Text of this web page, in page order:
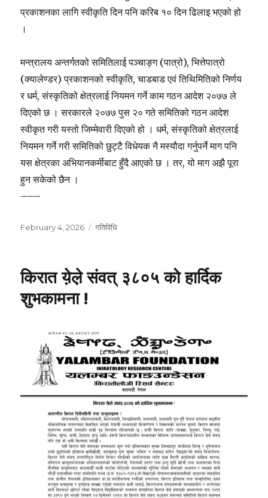
प्रकाशनका लागि स्वीकृति दिन पनि करिब १० दिन ढिलाइ भएको हो
।
मन्त्रालय अन्तर्गतको समितिलाई पञ्चाङ्ग (पात्रो), भित्तेपात्रो
(क्यालेण्डर) प्रकाशनको स्वीकृति, चाडबाड एवं तिथिमितिको निर्णय
र धर्म, संस्कृतिको क्षेत्रलाई नियमन गर्ने काम गठन आदेश २०७७ ले
दिएको छ । सरकारले २०७७ पुस २० गते समितिको गठन आदेश
स्वीकृत गरी यस्तो जिम्मेवारी दिएको हो । धर्म, संस्कृतिको क्षेत्रलाई
नियमन गर्ने गरी समितिको छुट्टै विधेयक नै मस्यौदा गर्नुपर्ने माग पनि
यस क्षेत्रका अभियानकर्मीबाट हुँदै आएको छ । तर, यो माग अझै पूरा
हुन सकेको छैन ।
–––
Posted
February 4, 2026 Categories
गतिविधि
किरात ये़ले़ संवत् ३८०५ को हार्दिक
शुभकामना !